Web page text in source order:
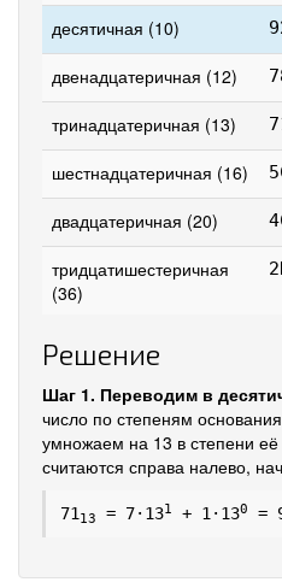
десятичная (10)
двенадцатеричная (12)
тринадцатеричная (13)
шестнадцатеричная (16)
двадцатеричная (20)
тридцатишестеричная
(36)
Решение
Шаг 1. Переводим в
число по степеням
умножаем на 13 в степени
считаются справа налево,
71 13 = 7·131 + 1·130 =